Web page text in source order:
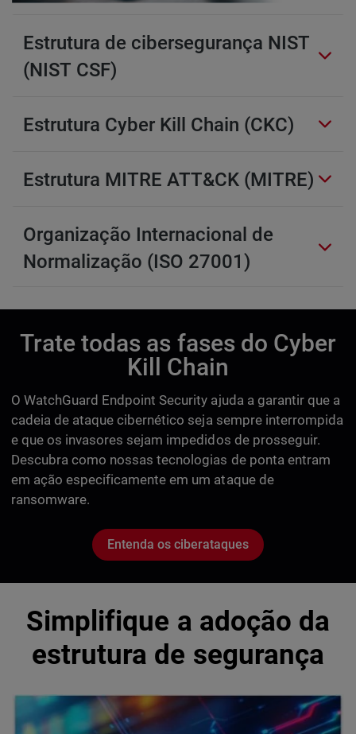
Estrutura de cibersegurança NIST
(NIST CSF)
Estrutura Cyber Kill Chain (CKC)
Estrutura MITRE ATT&CK (MITRE)
Organização Internacional de
Normalização (ISO 27001)
Trate todas as fases do Cyber
Kill Chain
O WatchGuard Endpoint Security ajuda a garantir que a
cadeia de ataque cibernético seja sempre interrompida
e que os invasores sejam impedidos de prosseguir.
Descubra como nossas tecnologias de ponta entram
em ação especificamente em um ataque de
ransomware.
Entenda os ciberataques
Simplifique a adoção da
estrutura de segurança